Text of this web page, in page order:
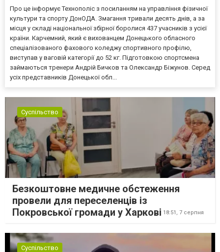
Про це інформує Технополіс з посиланням на управління фізичної
культури та спорту ДонОДА. Змагання тривали десять днів, а за
місця у складі національної збірної боролися 437 учасників з усієї
країни. Карчемний, який є вихованцем Донецького обласного
спеціалізованого фахового коледжу спортивного профілю,
виступав у ваговій категорії до 52 кг. Підготовкою спортсмена
займаються тренери Андрій Бичков та Олександр Біжунов. Серед
усіх представників Донецької обл...
Суспільство
Безкоштовне медичне обстеження
провели для переселенців із
Покровської громади у Харкові 18:51, 7 серпня
Суспільство